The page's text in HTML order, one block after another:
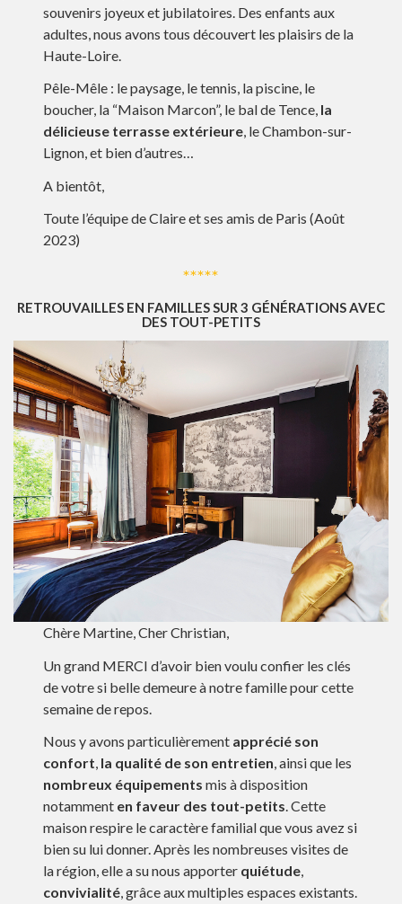
souvenirs joyeux et jubilatoires. Des enfants aux
adultes, nous avons tous découvert les plaisirs de la
Haute-Loire.
Pêle-Mêle : le paysage, le tennis, la piscine, le
boucher, la “Maison Marcon”, le bal de Tence, la
délicieuse terrasse extérieure, le Chambon-sur-
Lignon, et bien d’autres…
A bientôt,
Toute l’équipe de Claire et ses amis de Paris (Août
2023)
*****
RETROUVAILLES EN FAMILLES SUR 3 GÉNÉRATIONS AVEC
DES TOUT-PETITS
Chère Martine, Cher Christian,
Un grand MERCI d’avoir bien voulu confier les clés
de votre si belle demeure à notre famille pour cette
semaine de repos.
Nous y avons particulièrement apprécié son
confort, la qualité de son entretien, ainsi que les
nombreux équipements mis à disposition
notamment en faveur des tout-petits. Cette
maison respire le caractère familial que vous avez si
bien su lui donner. Après les nombreuses visites de
la région, elle a su nous apporter quiétude,
convivialité, grâce aux multiples espaces existants.